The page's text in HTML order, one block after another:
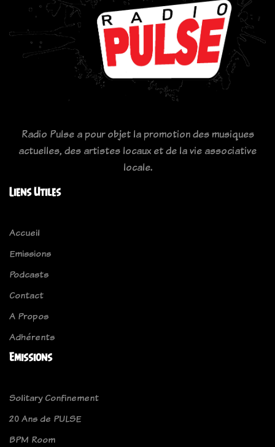
Radio Pulse a pour objet la promotion des musiques
actuelles, des artistes locaux et de la vie associative
locale.
Liens Utiles
Accueil
Emissions
Podcasts
Contact
A Propos
Adhérents
Emissions
Solitary Confinement
20 Ans de PULSE
BPM Room